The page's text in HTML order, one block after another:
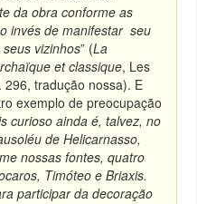
da obra conforme as
invés de manifestar seu
vizinhos” (La
et classique, Les
296, tradução nossa). E
exemplo de preocupação
curioso ainda é, talvez, no
de Helicarnasso,
nossas fontes, quatro
Timóteo e Briaxis.
participar da decoração